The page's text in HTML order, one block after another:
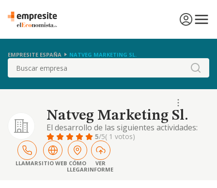
EMPRESITE ESPAÑA NATVEG MARKETING SL.
Buscar
Natveg Marketing Sl.
El desarrollo de las siguientes actividades:
1)la produccion agricola, comercializacion,
mediacion y exportacion de frutas,
hortalizas, verduras y demas productos
agricolas en general
5/5( 1 votos)
LLAMARSITIO WEB CÓMO
LLEGAR
VER
INFORME